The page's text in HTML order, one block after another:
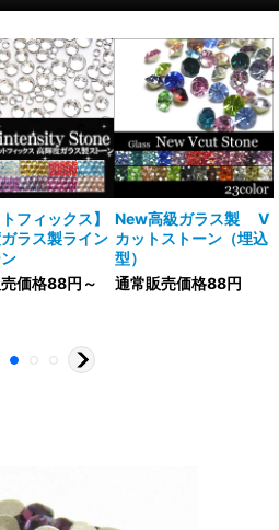
トフィックス】
ラス製ライン
価格88円～
New高級ガラス製 V
カットストーン（埋込
型）
通常販売価格88円